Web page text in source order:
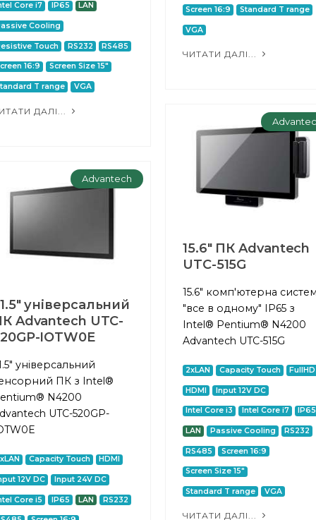
Screen 16:9 Standard T range
VGA
ЧИТАТИ ДАЛІ...
Core i7 IP65 LAN
Cooling
Touch RS232 RS485
16:9 Screen Size 15"
T range VGA
ДАЛІ...
15.6" ПК Advantech
UTC-515G
15.6" комп'ютерна
"все в одному" IP65 з
Intel® Pentium® N4200
Advantech UTC-515G
2xLAN Capacity Touch FullHD
HDMI Input 12V DC
Intel Core i3 Intel Core i7 IP65
LAN Passive Cooling RS232
RS485 Screen 16:9
Screen Size 15"
Standard T range VGA
ЧИТАТИ ДАЛІ...
Advantech
універсальний
Advantech UTC-
IOTW0E
універсальний
ПК з Intel®
N4200
UTC-520GP-
Capacity Touch HDMI
12V DC Input 24V DC
Core i5 IP65 LAN RS232